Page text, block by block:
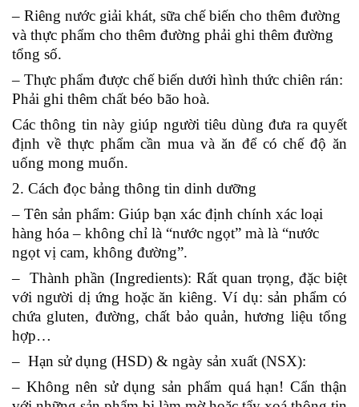
– Riêng nước giải khát, sữa chế biến cho thêm đường
và thực phẩm cho thêm đường phải ghi thêm đường
tổng số.
– Thực phẩm được chế biến dưới hình thức chiên rán:
Phải ghi thêm chất béo bão hoà.
Các thông tin này giúp người tiêu dùng đưa ra quyết
định về thực phẩm cần mua và ăn để có chế độ ăn
uống mong muốn.
2. Cách đọc bảng thông tin dinh dưỡng
– Tên sản phẩm: Giúp bạn xác định chính xác loại
hàng hóa – không chỉ là “nước ngọt” mà là “nước
ngọt vị cam, không đường”.
– Thành phần (Ingredients): Rất quan trọng, đặc biệt
với người dị ứng hoặc ăn kiêng. Ví dụ: sản phẩm có
chứa gluten, đường, chất bảo quản, hương liệu tổng
hợp…
– Hạn sử dụng (HSD) & ngày sản xuất (NSX):
– Không nên sử dụng sản phẩm quá hạn! Cẩn thận